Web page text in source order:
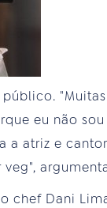
eu não
a atriz e
chef Dani